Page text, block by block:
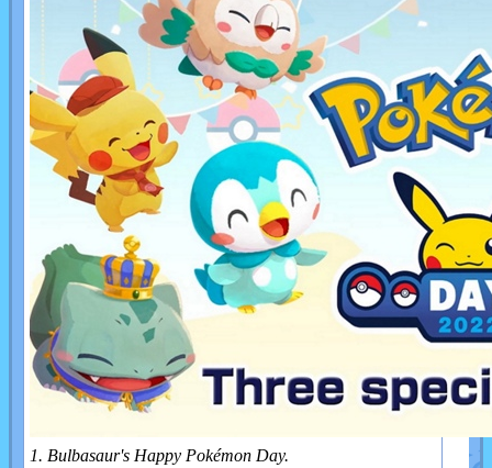
1. Bulbasaur's Happy Pokémon Day.